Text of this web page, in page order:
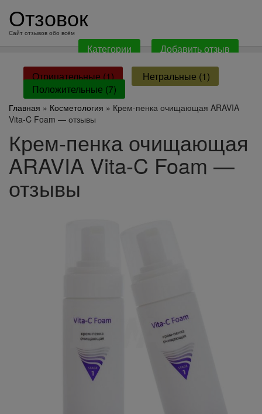
содержанию
Отзовок
Сайт отзывов обо всём
Категории Добавить отзыв
Отрицательные (1)
Нетральные (1)
Положительные (7)
Главная » Косметология » Крем-пенка очищающая ARAVIA
Vita-C Foam — отзывы
Крем-пенка очищающая
ARAVIA Vita-C Foam —
отзывы